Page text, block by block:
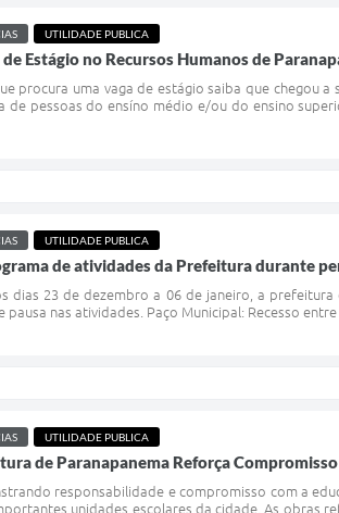
UTILIDADE PUBLICA
de Estágio no Recursos Humanos de
procura uma vaga de estágio saiba que chegou a
de pessoas do ensíno médio e/ou do ensino
UTILIDADE PUBLICA
de atividades da Prefeitura durante
dias 23 de dezembro a 06 de janeiro, a
pausa nas atividades. Paço Municipal: Recesso
UTILIDADE PUBLICA
de Paranapanema Reforça Compromisso
responsabilidade e compromisso com a
unidades escolares da cidade. As obras